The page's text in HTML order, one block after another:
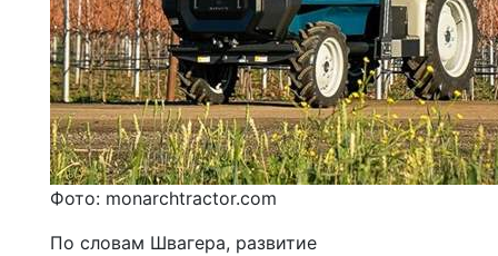
Фото: monarchtractor.com
По словам Швагера, развитие